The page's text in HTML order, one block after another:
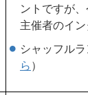
ントですが
主催者のイ
シャッフル
ら ）